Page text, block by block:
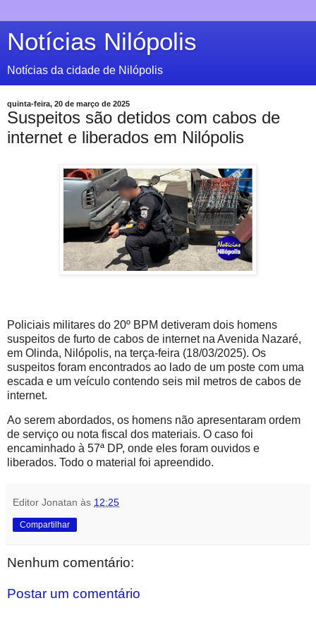
Notícias Nilópolis
Notícias da cidade de Nilópolis
quinta-feira, 20 de março de 2025
Suspeitos são detidos com cabos de
internet e liberados em Nilópolis
Policiais militares do 20º BPM detiveram dois homens
suspeitos de furto de cabos de internet na Avenida Nazaré,
em Olinda, Nilópolis, na terça-feira (18/03/2025). Os
suspeitos foram encontrados ao lado de um poste com uma
escada e um veículo contendo seis mil metros de cabos de
internet.
Ao serem abordados, os homens não apresentaram ordem
de serviço ou nota fiscal dos materiais. O caso foi
encaminhado à 57ª DP, onde eles foram ouvidos e
liberados. Todo o material foi apreendido.
Editor Jonatan às 12:25
Compartilhar
Nenhum comentário:
Postar um comentário